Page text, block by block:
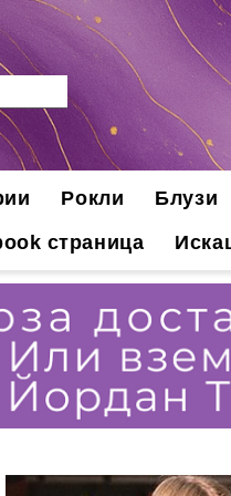
Рокли
Блузи
страница